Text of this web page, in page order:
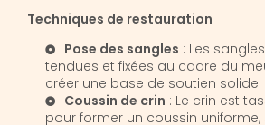
Techniques de restauration
Pose des sangles : Les
tendues et fixées au cadre du
créer une base de soutien solide.
Coussin de crin : Le crin est
pour former un coussin uniforme,